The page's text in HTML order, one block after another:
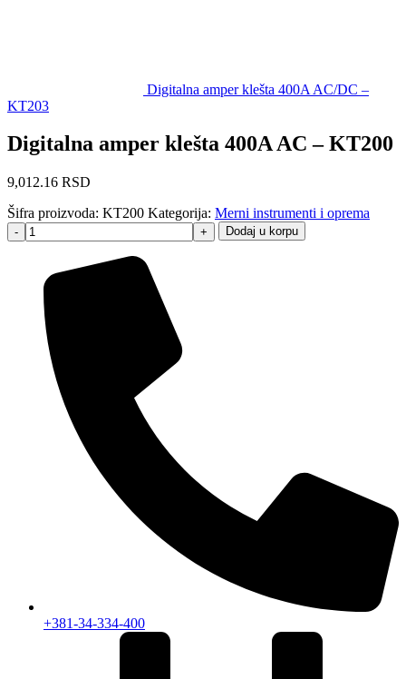
Digitalna amper klešta 400A AC/DC –
KT203
Digitalna amper klešta 400A AC – KT200
9,012.16 RSD
Šifra proizvoda: KT200 Kategorija: Merni instrumenti i oprema
- + Dodaj u korpu
+381-34-334-400